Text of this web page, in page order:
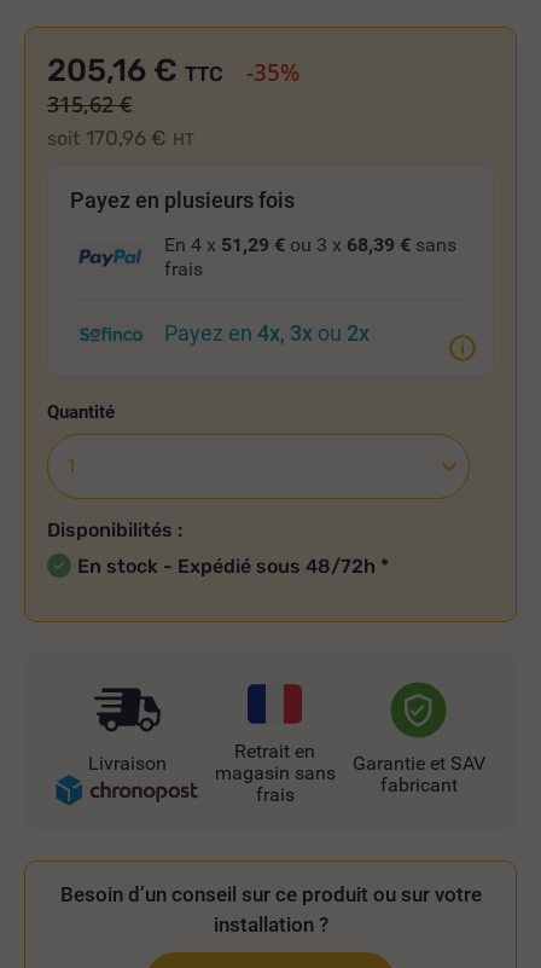
205,16 €
soit 170,96 € HT
TTC -35%
315,62 €
Payez en plusieurs fois
En 4 x 51,29 € ou 3 x 68,39 € sans
frais
Payez en 4x, 3x ou 2x
Quantité
Disponibilités :
En stock - Expédié sous 48/72h *
Livraison
Retrait en
magasin sans
frais
Garantie et SAV
fabricant
Besoin d’un conseil sur ce produit ou sur votre
installation ?